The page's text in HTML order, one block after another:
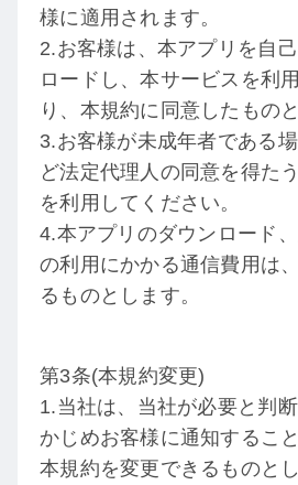
様に適用されます。
2.お客様は、本アプリを自
ロードし、本サービスを利
り、本規約に同意したもの
3.お客様が未成年者である
ど法定代理人の同意を得た
を利用してください。
4.本アプリのダウンロード
の利用にかかる通信費用は
るものとします。
第3条(本規約変更)
1.当社は、当社が必要と判
かじめお客様に通知するこ
本規約を変更できるものと